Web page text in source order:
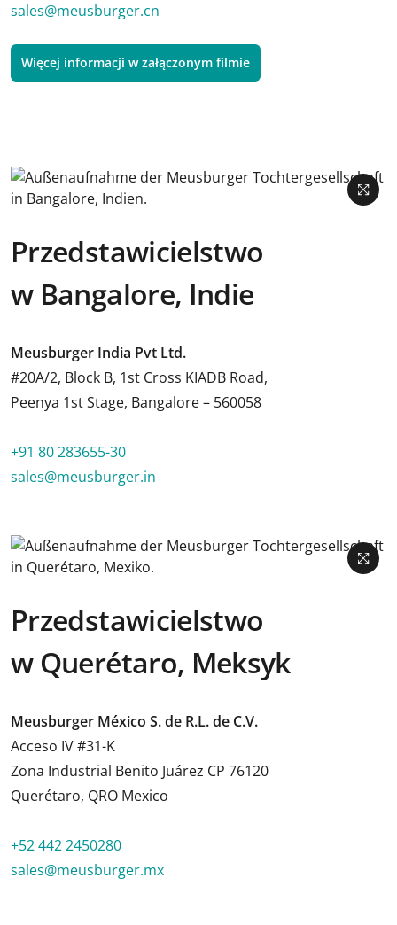
sales@meusburger.cn
Więcej informacji w załączonym filmie
Przedstawicielstwo
w Bangalore, Indie
Meusburger India Pvt Ltd.
#20A/2, Block B, 1st Cross KIADB Road,
Peenya 1st Stage, Bangalore – 560058
+91 80 283655-30
sales@meusburger.in
Przedstawicielstwo
w Querétaro, Meksyk
Meusburger México S. de R.L. de C.V.
Acceso IV #31-K
Zona Industrial Benito Juárez CP 76120
Querétaro, QRO Mexico
+52 442 2450280
sales@meusburger.mx